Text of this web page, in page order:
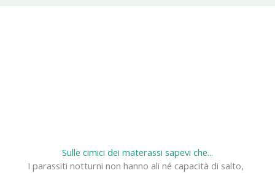
Sulle cimici dei materassi sapevi che...
I parassiti notturni non hanno ali né capacità di salto,